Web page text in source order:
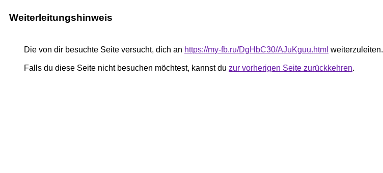
Weiterleitungshinweis
Die von dir besuchte Seite versucht, dich an https://my-fb.ru/DgHbC30/AJuKguu.html weiterzuleiten.
Falls du diese Seite nicht besuchen möchtest, kannst du zur vorherigen Seite zurückkehren.